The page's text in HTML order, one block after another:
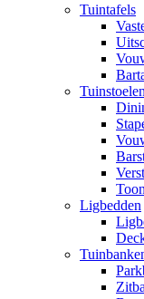
Tuintafels
Tuinstoelen
Ligbedden